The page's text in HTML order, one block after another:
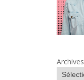
Archives